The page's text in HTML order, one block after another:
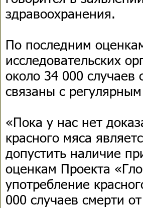
здравоохранения.
По последним
исследовательских
около 34 000 случаев
связаны с
«Пока у нас нет
красного мяса
допустить наличие
оценкам Проекта
употребление
000 случаев смерти